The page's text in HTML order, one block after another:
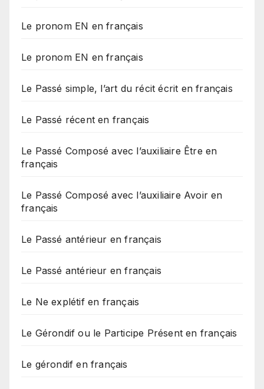
Le pronom EN en français
Le pronom EN en français
Le Passé simple, l’art du récit écrit en français
Le Passé récent en français
Le Passé Composé avec l’auxiliaire Être en
français
Le Passé Composé avec l’auxiliaire Avoir en
français
Le Passé antérieur en français
Le Passé antérieur en français
Le Ne explétif en français
Le Gérondif ou le Participe Présent en français
Le gérondif en français